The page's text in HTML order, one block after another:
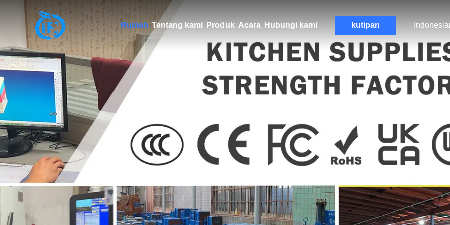
Rumah Tentang kami Produk Acara Hubungi kami kutipan